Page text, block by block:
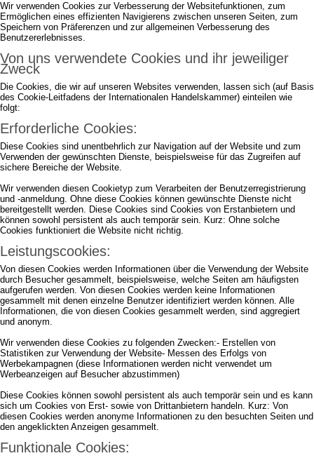
Wir verwenden Cookies zur Verbesserung der Websitefunktionen, zum
Ermöglichen eines effizienten Navigierens zwischen unseren Seiten, zum
Speichern von Präferenzen und zur allgemeinen Verbesserung des
Benutzererlebnisses.
Von uns verwendete Cookies und ihr jeweiliger
Zweck
Die Cookies, die wir auf unseren Websites verwenden, lassen sich (auf Basis
des Cookie-Leitfadens der Internationalen Handelskammer) einteilen wie
folgt:
Erforderliche Cookies:
Diese Cookies sind unentbehrlich zur Navigation auf der Website und zum
Verwenden der gewünschten Dienste, beispielsweise für das Zugreifen auf
sichere Bereiche der Website.
Wir verwenden diesen Cookietyp zum Verarbeiten der Benutzerregistrierung
und -anmeldung. Ohne diese Cookies können gewünschte Dienste nicht
bereitgestellt werden. Diese Cookies sind Cookies von Erstanbietern und
können sowohl persistent als auch temporär sein. Kurz: Ohne solche
Cookies funktioniert die Website nicht richtig.
Leistungscookies:
Von diesen Cookies werden Informationen über die Verwendung der Website
durch Besucher gesammelt, beispielsweise, welche Seiten am häufigsten
aufgerufen werden. Von diesen Cookies werden keine Informationen
gesammelt mit denen einzelne Benutzer identifiziert werden können. Alle
Informationen, die von diesen Cookies gesammelt werden, sind aggregiert
und anonym.
Wir verwenden diese Cookies zu folgenden Zwecken:- Erstellen von
Statistiken zur Verwendung der Website- Messen des Erfolgs von
Werbekampagnen (diese Informationen werden nicht verwendet um
Werbeanzeigen auf Besucher abzustimmen)
Diese Cookies können sowohl persistent als auch temporär sein und es kann
sich um Cookies von Erst- sowie von Drittanbietern handeln. Kurz: Von
diesen Cookies werden anonyme Informationen zu den besuchten Seiten und
den angeklickten Anzeigen gesammelt.
Funktionale Cookies: